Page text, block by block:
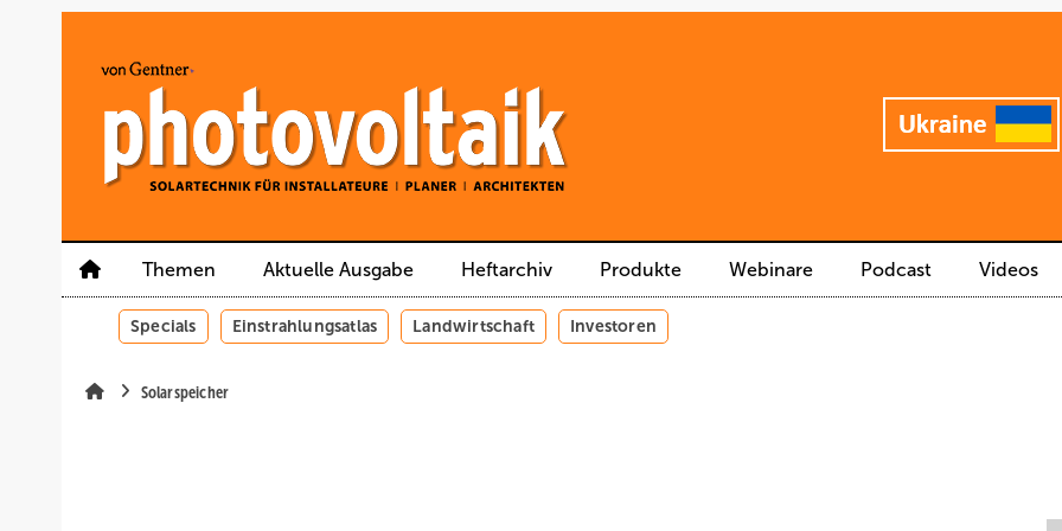
Themen Aktuelle Ausgabe Heftarchiv Produkte Webinare Podcast Videos
Specials Einstrahlungsatlas Landwirtschaft Investoren
Solarspeicher